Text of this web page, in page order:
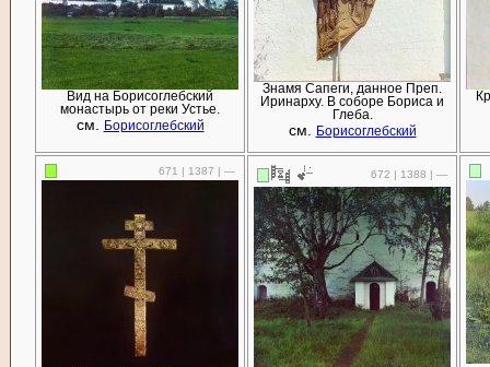
Вид на Борисоглебский
монастырь от реки Устье.
см. Борисоглебский
Знамя Сапеги, данное Преп.
Иринарху. В соборе Бориса и
Глеба.
см. Борисоглебский
671 | 1387 | — 672 | 1388 | —